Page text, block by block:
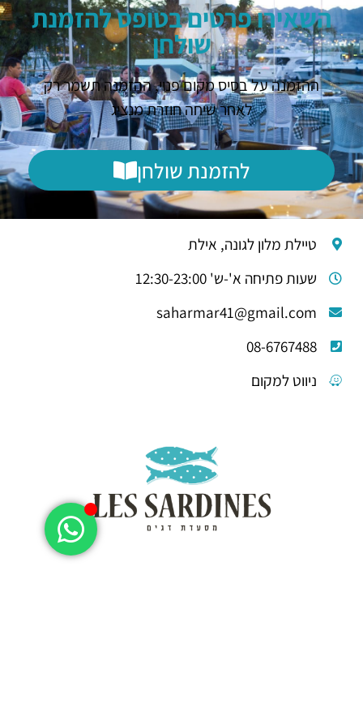
השאירו פרטים בטופס להזמנת
שולחן
ההזמנה על בסיס מקום פנוי, ההזמנה תשמר רק
לאחר שיחה חוזרת מנציג
להזמנת שולחן
טיילת מלון לגונה, אילת
שעות פתיחה א'-ש' 12:30-23:00
saharmar41@gmail.com
08-6767488
ניווט למקום